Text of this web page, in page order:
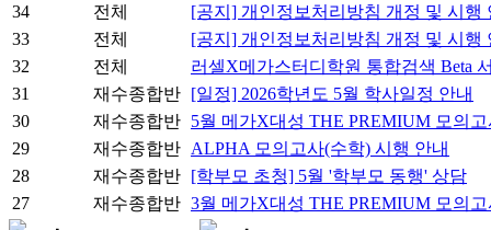
34
전체
[공지] 개인정보처리방침 개정 및 시행
33
전체
[공지] 개인정보처리방침 개정 및 시행
32
전체
러셀X메가스터디학원 통합검색 Beta
31
재수종합반 [일정] 2026학년도 5월 학사일정 안내
30
재수종합반 5월 메가X대성 THE PREMIUM 모의
29
재수종합반 ALPHA 모의고사(수학) 시행 안내
28
재수종합반 [학부모 초청] 5월 '학부모 동행' 상담
27
재수종합반 3월 메가X대성 THE PREMIUM 모의